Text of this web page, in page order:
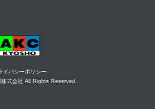
イバシーポリシー
式会社 All Rights Reserved.